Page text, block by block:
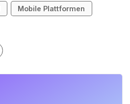
Mobile Plattformen